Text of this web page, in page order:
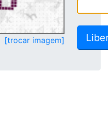
[trocar imagem]